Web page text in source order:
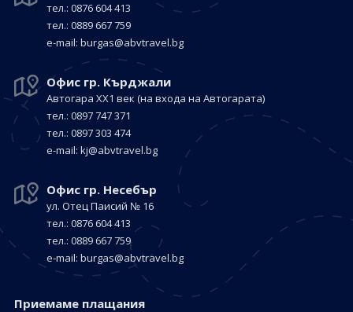
тел.: 0876 604 413
тел.: 0889 667 759
е-mail: burgas@abvtravel.bg
Офис гр. Кърджали
Автогара ХХ1 век (на входа на Автогарата)
тел.: 0897 747 371
тел.: 0897 303 474
е-mail: kj@abvtravel.bg
Офис гр. Несебър
ул. Отец Паисий № 16
тел.: 0876 604 413
тел.: 0889 667 759
е-mail: burgas@abvtravel.bg
Приемaме плащания